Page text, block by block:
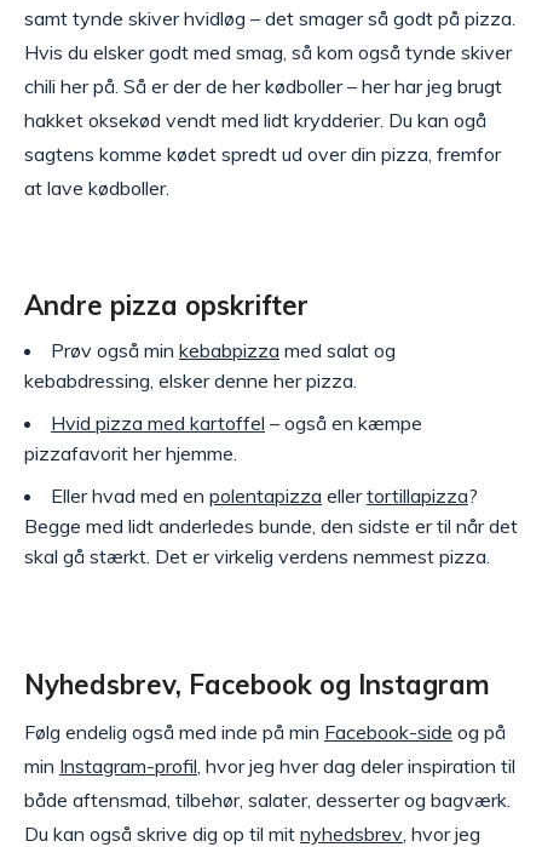
samt tynde skiver hvidløg – det smager så godt på pizza.
Hvis du elsker godt med smag, så kom også tynde skiver
chili her på. Så er der de her kødboller – her har jeg brugt
hakket oksekød vendt med lidt krydderier. Du kan ogå
sagtens komme kødet spredt ud over din pizza, fremfor
at lave kødboller.
Andre pizza opskrifter
Prøv også min kebabpizza med salat og
kebabdressing, elsker denne her pizza.
Hvid pizza med kartoffel – også en kæmpe
pizzafavorit her hjemme.
Eller hvad med en polentapizza ellertortillapizza?
Begge med lidt anderledes bunde, den sidste er til når det
skal gå stærkt. Det er virkelig verdens nemmest pizza.
Nyhedsbrev, Facebook og Instagram
Følg endelig også med inde på min Facebook-side og på
min Instagram-profil, hvor jeg hver dag deler inspiration til
både aftensmad, tilbehør, salater, desserter og bagværk.
Du kan også skrive dig op til mit nyhedsbrev, hvor jeg